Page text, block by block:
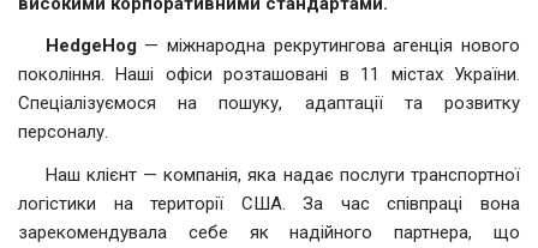
HedgeHog — міжнародна рекрутингова агенція нового
покоління. Наші офіси розташовані в 11 містах України.
Спеціалізуємося на пошуку, адаптації та розвитку
персоналу.
Наш клієнт — компанія, яка надає послуги транспортної
логістики на території США. За час співпраці вона
зарекомендувала себе як надійного партнера, що